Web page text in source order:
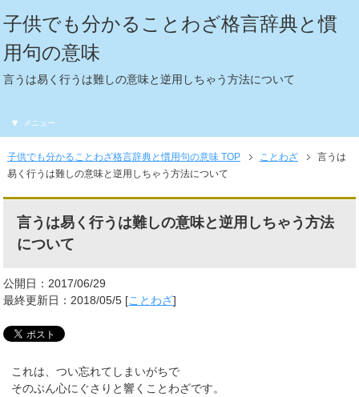
子供でも分かることわざ格言辞典と慣
用句の意味
言うは易く行うは難しの意味と逆用しちゃう方法について
メニュー
子供でも分かることわざ格言辞典と慣用句の意味 TOP ことわざ
言うは
易く行うは難しの意味と逆用しちゃう方法について
言うは易く行うは難しの意味と逆用しちゃう方法
について
公開日：2017/06/29
最終更新日：2018/05/5 [ことわざ]
これは、つい忘れてしまいがちで
そのぶん心にぐさりと響くことわざです。